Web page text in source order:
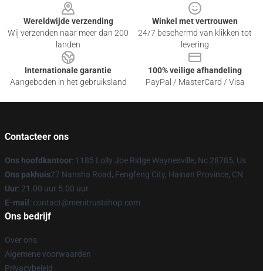
Wereldwijde verzending
Wij verzenden naar meer dan 200
landen
Winkel met vertrouwen
24/7 beschermd van klikken tot
levering
Internationale garantie
Aangeboden in het gebruiksland
100% veilige afhandeling
PayPal / MasterCard / Visa
Contacteer ons
Ons hoofdkantoor: 1185 Lolly Joe Ridge Waynesville, Nc 28785, Us
Ons pakhuis27 Nansha Road, Fengfeng City, Hainan Province, CN
Uur: 21.00 uur 5.00 uur
E-mail : contact@menitrustshop.com
Ons bedrijf
Over ons
Algemene voorwaarden
Privacybeleid